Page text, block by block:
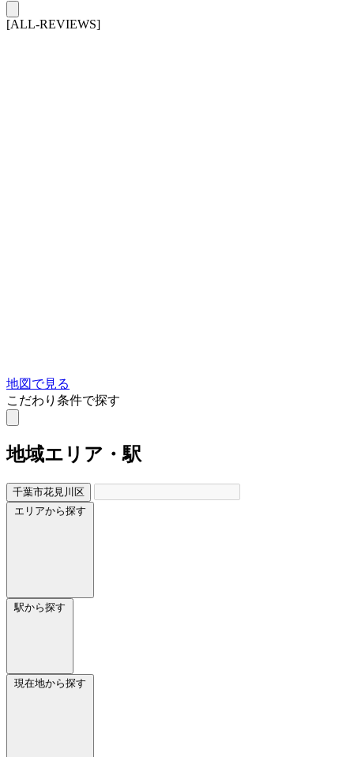
[ALL-REVIEWS]
地図で見る
こだわり条件で探す
地域エリア・駅
千葉市花見川区
エリアから探す
駅から探す
現在地から探す